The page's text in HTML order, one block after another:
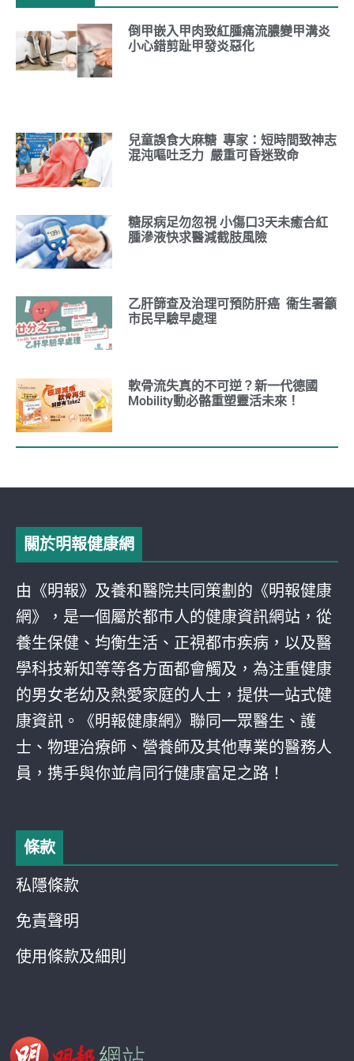
倒甲嵌入甲肉致紅腫痛流膿變甲溝炎
小心錯剪趾甲發炎惡化
兒童誤食大麻糖 專家：短時間致神志
混沌嘔吐乏力 嚴重可昏迷致命
糖尿病足勿忽視 小傷口3天未癒合紅
腫滲液快求醫減截肢風險
乙肝篩查及治理可預防肝癌 衞生署籲
市民早驗早處理
軟骨流失真的不可逆？新一代德國
Mobility動必骼重塑靈活未來！
關於明報健康網
由《明報》及養和醫院共同策劃的《明報健康
網》，是一個屬於都巿人的健康資訊網站，從
養生保健、均衡生活、正視都巿疾病，以及醫
學科技新知等等各方面都會觸及，為注重健康
的男女老幼及熱愛家庭的人士，提供一站式健
康資訊。《明報健康網》聯同一眾醫生、護
士、物理治療師、營養師及其他專業的醫務人
員，携手與你並肩同行健康富足之路！
條款
私隱條款
免責聲明
使用條款及細則